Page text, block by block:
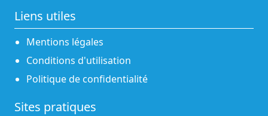
Liens utiles
Mentions légales
Conditions d'utilisation
Politique de confidentialité
Sites pratiques